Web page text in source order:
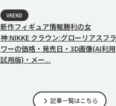
VKEND
新作フィギュア情報勝利の女
神:NIKKE クラウン:グローリアスフラ
ワーの価格・発売日・3D画像(AI利用
試用版)・メー...
記事一覧はこちら